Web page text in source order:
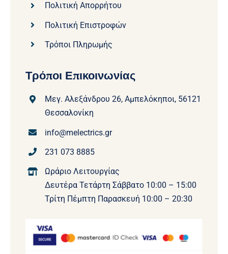
Πολιτική Απορρήτου
Πολιτική Επιστροφών
Τρόποι Πληρωμής
Τρόποι Επικοινωνίας
Μεγ. Αλεξάνδρου 26, Αμπελόκηποι, 56121
Θεσσαλονίκη
info@melectrics.gr
231 073 8885
Ωράριο Λειτουργίας
Δευτέρα Τετάρτη Σάββατο 10:00 – 15:00
Τρίτη Πέμπτη Παρασκευή 10:00 – 20:30